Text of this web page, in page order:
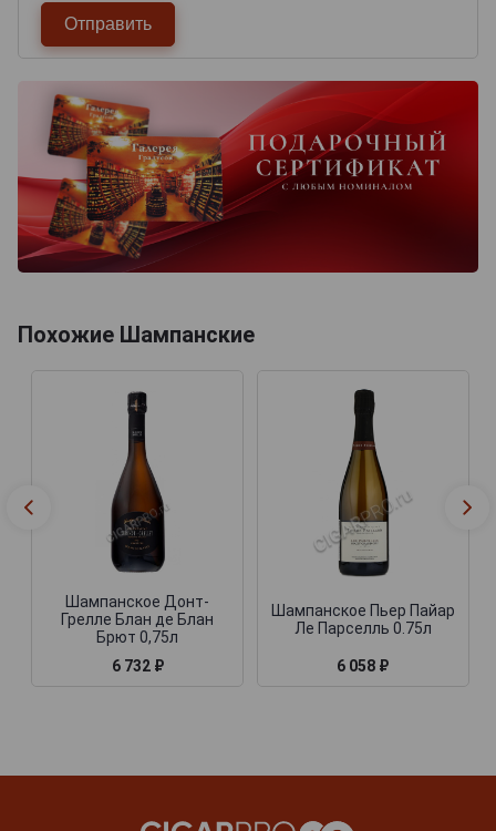
Похожие Шампанские
Шампанское Донт-
Грелле Блан де Блан
Брют 0,75л
6 732 ₽
Шампанское Пьер Пайар
Ле Парселль 0.75л
6 058 ₽